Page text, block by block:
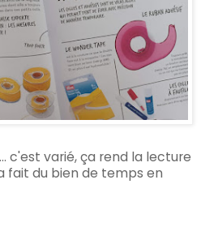
c'est varié, ça rend la lecture
fait du bien de temps en